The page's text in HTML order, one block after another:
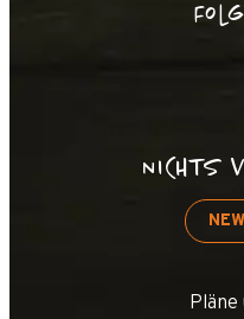
NICHTS
Pläne